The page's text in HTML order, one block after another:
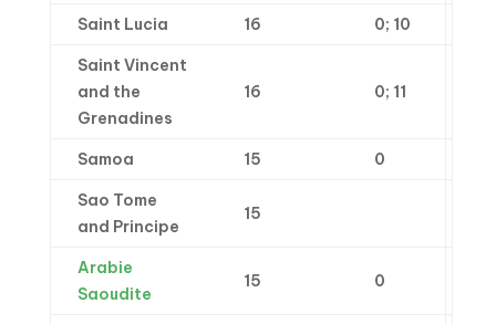
Saint Lucia 16 0; 10
Saint Vincent
and the
Grenadines
16 0; 11
Samoa 15 0
Sao Tome
and Principe
15
Arabie
Saoudite
15 0